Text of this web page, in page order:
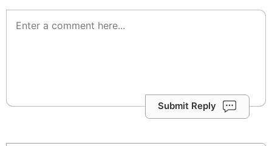
Submit Reply